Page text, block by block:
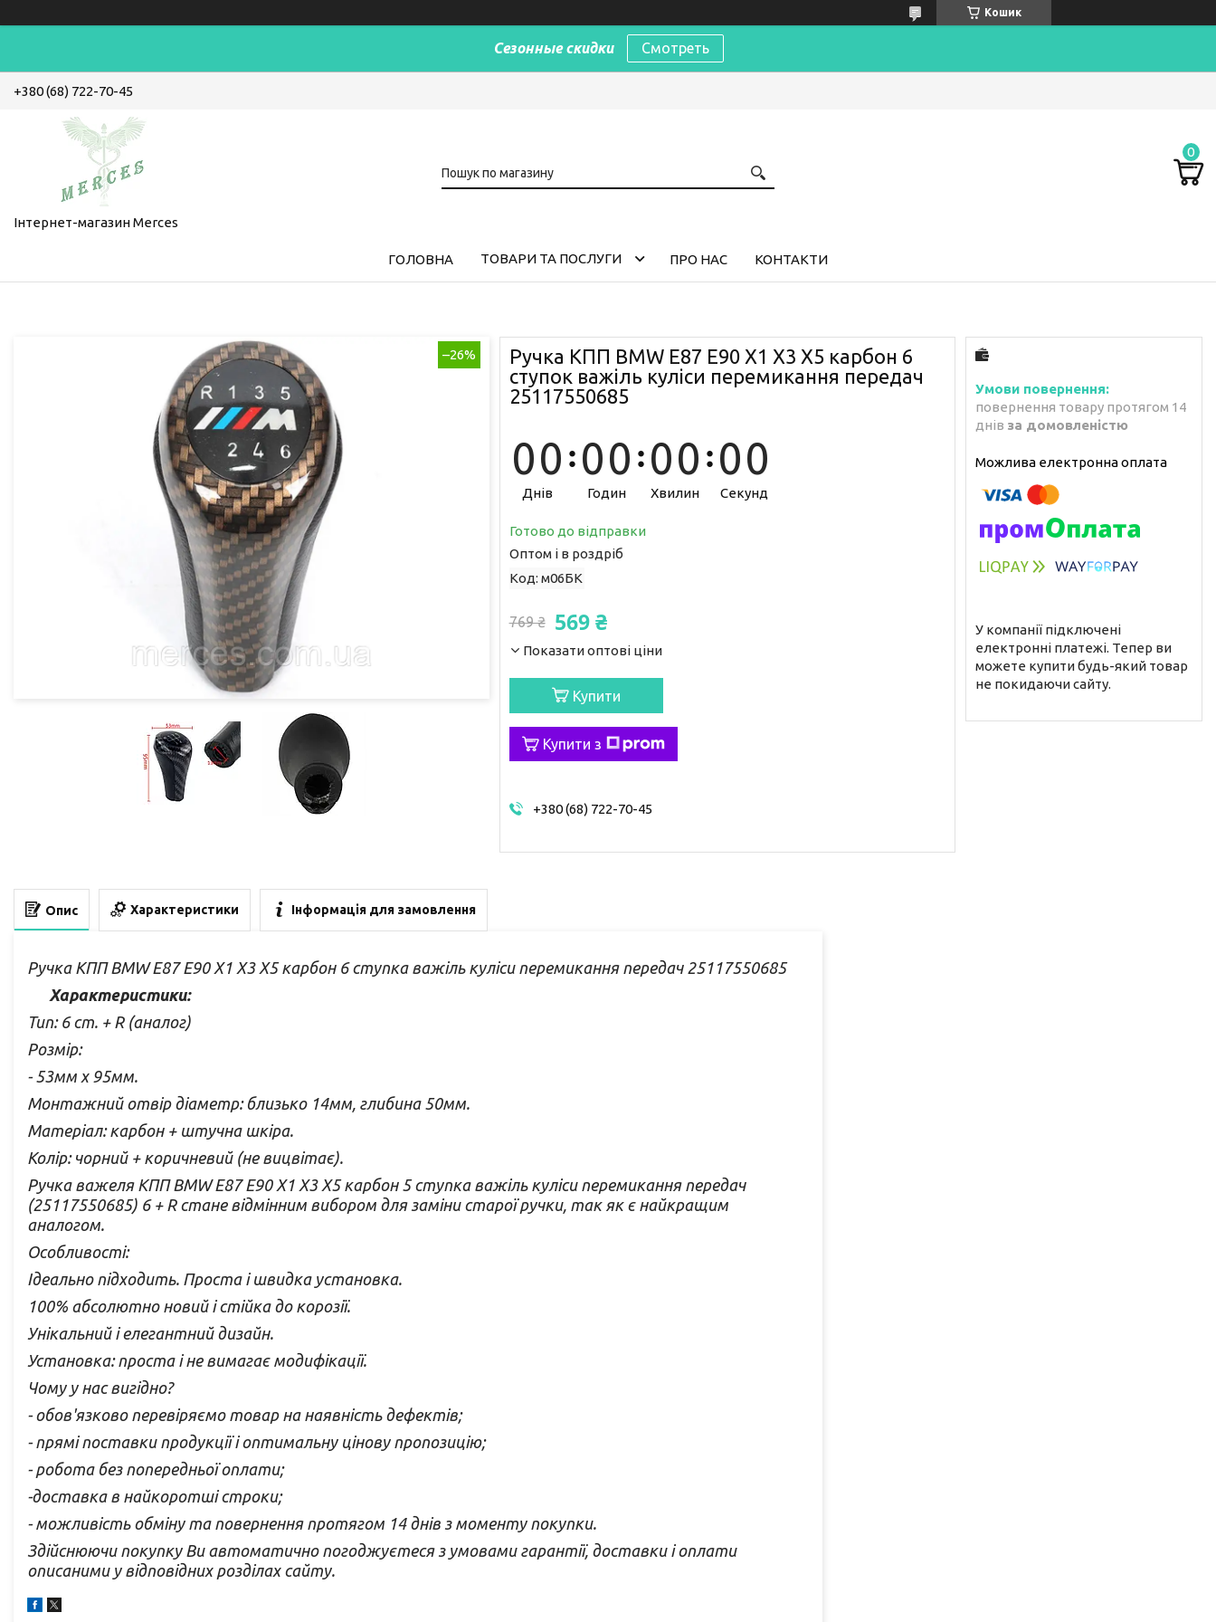
Кошик
Сезонные скидки Смотреть
+380 (68) 722-70-45
Інтернет-магазин Merces
ГОЛОВНА ТОВАРИ ТА ПОСЛУГИ ПРО НАС КОНТАКТИ
–26%
Ручка КПП BMW E87 E90 X1 X3 X5 карбон 6
ступок важіль куліси перемикання передач
25117550685
00
Днів
00
Годин
00
Хвилин
00
Секунд
Готово до відправки
Оптом і в роздріб
Код: м06БК
769 ₴ 569 ₴
Показати оптові ціни
Купити
Купити з
+380 (68) 722-70-45
повернення товару протягом 14
днів за домовленістю
У компанії підключені
електронні платежі. Тепер ви
можете купити будь-який товар
не покидаючи сайту.
Опис Характеристики Інформація для замовлення
Ручка КПП BMW E87 E90 X1 X3 X5 карбон 6 ступка важіль куліси перемикання передач 25117550685
Характеристики:
Тип: 6 ст. + R (аналог)
Розмір:
- 53мм х 95мм.
Монтажний отвір діаметр: близько 14мм, глибина 50мм.
Матеріал: карбон + штучна шкіра.
Колір: чорний + коричневий (не вицвітає).
Ручка важеля КПП BMW E87 E90 X1 X3 X5 карбон 5 ступка важіль куліси перемикання передач
(25117550685) 6 + R стане відмінним вибором для заміни старої ручки, так як є найкращим
аналогом.
Особливості:
Ідеально підходить. Проста і швидка установка.
100% абсолютно новий і стійка до корозії.
Унікальний і елегантний дизайн.
Установка: проста і не вимагає модифікації.
Чому у нас вигідно?
- обов'язково перевіряємо товар на наявність дефектів;
- прямі поставки продукції і оптимальну цінову пропозицію;
- робота без попередньої оплати;
-доставка в найкоротші строки;
- можливість обміну та повернення протягом 14 днів з моменту покупки.
Здійснюючи покупку Ви автоматично погоджуєтеся з умовами гарантії, доставки і оплати
описаними у відповідних розділах сайту.